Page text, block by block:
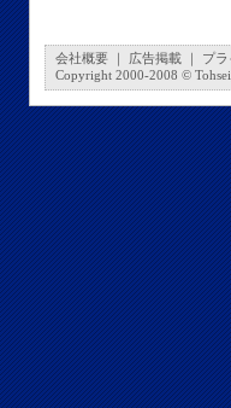
会社概要 広告掲載 プ
Copyright 2000-2008 ©